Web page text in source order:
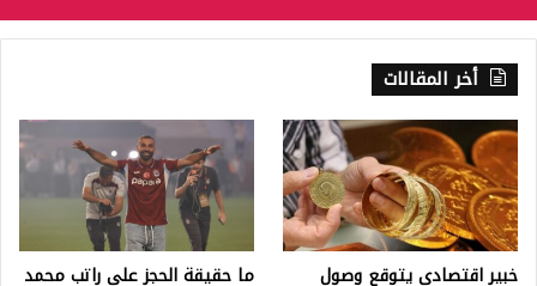
أخر المقالات
خبير اقتصادي يتوقع وصول ما حقيقة الحجز على راتب محمد